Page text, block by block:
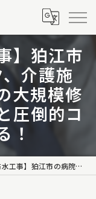
】狛江市
介護施
大規模修
圧倒的コ
！
施設・老人ホームの為の大規模修繕工事。雨漏り補修と圧倒的コスパで選ばれる！